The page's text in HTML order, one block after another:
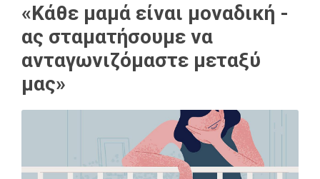
«Κάθε μαμά είναι μοναδική -
ας σταματήσουμε να
ανταγωνιζόμαστε μεταξύ
μας»